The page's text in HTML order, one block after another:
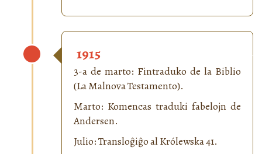
1915
3-a de marto: Fintraduko de la Biblio
(La Malnova Testamento).
Marto: Komencas traduki fabelojn de
Andersen.
Julio: Transloĝiĝo al Królewska 41.